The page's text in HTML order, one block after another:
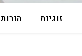
זוגיות הורות